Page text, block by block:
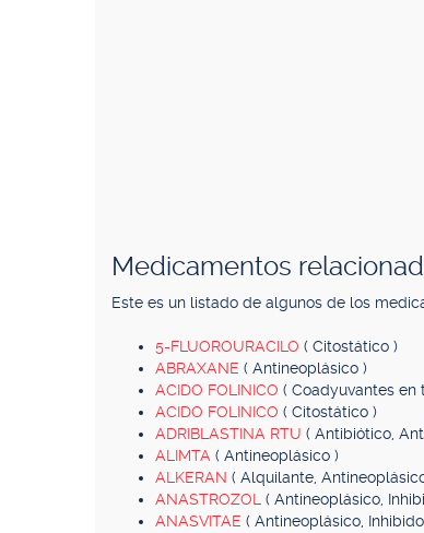
Medicamentos
Este es un listado de algunos de los
5-FLUOROURACILO ( Citostático )
ABRAXANE ( Antineoplásico )
ACIDO FOLINICO ( Coadyuvantes en
ACIDO FOLINICO ( Citostático )
ADRIBLASTINA RTU ( Antibiótico,
ALIMTA ( Antineoplásico )
ALKERAN ( Alquilante,
ANASTROZOL ( Antineoplásico,
ANASVITAE ( Antineoplásico,